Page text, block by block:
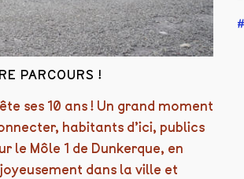
PARCOURS !
ses 10 ans ! Un grand moment
habitants d’ici, publics
le Môle 1 de Dunkerque, en
dans la ville et